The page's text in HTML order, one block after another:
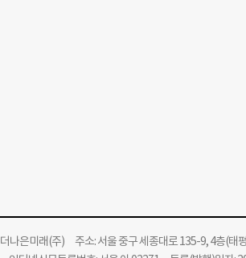
더나은미래(주)주소: 서울 중구 세종대로 135-9, 4층(